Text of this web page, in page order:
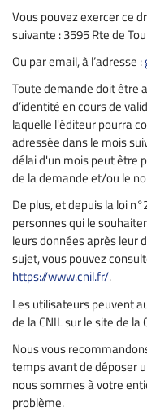
Vous pouvez exercer ce
suivante : 3595 Rte de
Ou par email, à l’adresse :
Toute demande doit être
d’identité en cours de
laquelle l'éditeur pourra
adressée dans le mois
délai d'un mois peut être
de la demande et/ou le
De plus, et depuis la loi
personnes qui le
leurs données après leur
sujet, vous pouvez
https://www.cnil.fr/.
Les utilisateurs peuvent
de la CNIL sur le site de la
Nous vous
temps avant de déposer
nous sommes à votre
problème.